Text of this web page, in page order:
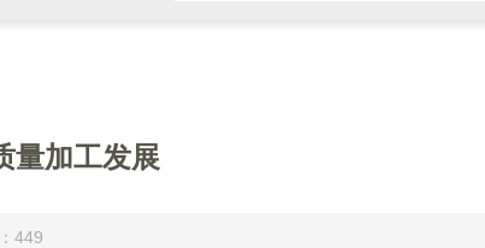
量加工发展
449